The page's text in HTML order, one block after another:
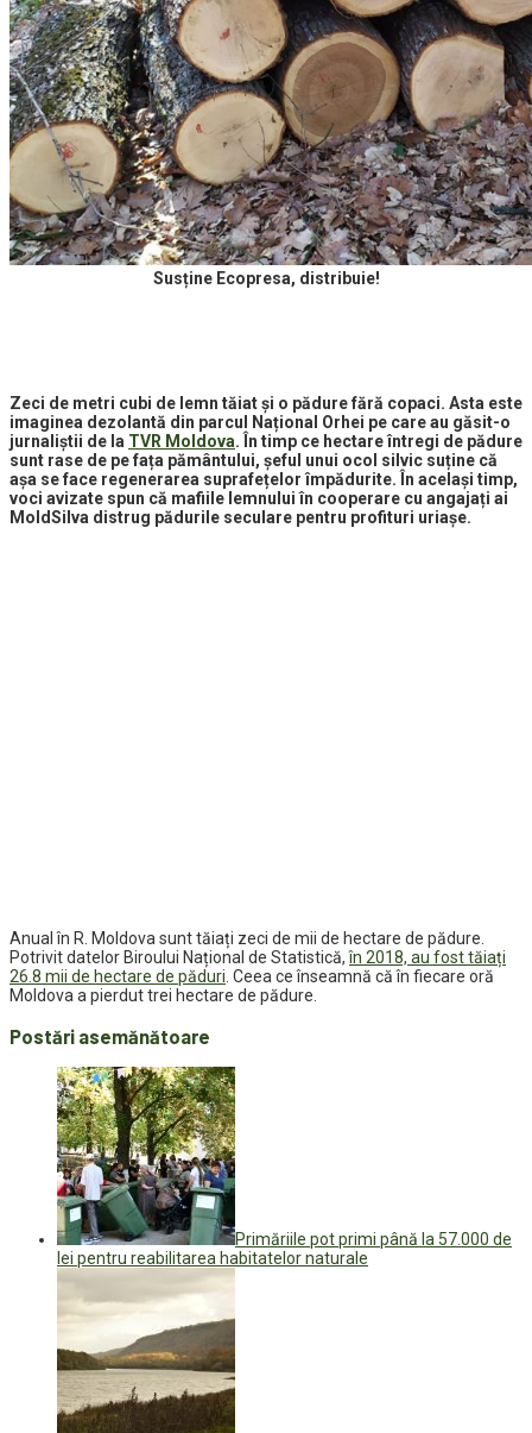
Susține Ecopresa, distribuie!
Zeci de metri cubi de lemn tăiat și o pădure fără copaci. Asta este
imaginea dezolantă din parcul Național Orhei pe care au găsit-o
jurnaliștii de la TVR Moldova. În timp ce hectare întregi de pădure
sunt rase de pe fața pământului, șeful unui ocol silvic suține că
așa se face regenerarea suprafețelor împădurite. În același timp,
voci avizate spun că mafiile lemnului în cooperare cu angajați ai
MoldSilva distrug pădurile seculare pentru profituri uriașe.
Anual în R. Moldova sunt tăiați zeci de mii de hectare de pădure.
Potrivit datelor Biroului Național de Statistică,în 2018, au fost tăiați
26.8 mii de hectare de păduri . Ceea ce înseamnă că în fiecare oră
Moldova a pierdut trei hectare de pădure.
Postări asemănătoare
Primăriile pot primi până la 57.000 de
lei pentru reabilitarea habitatelor naturale